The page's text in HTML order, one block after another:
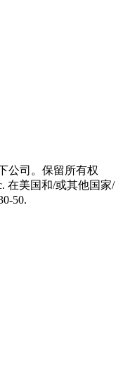
公司。保留所有权
在美国和/或其他国家/
50.